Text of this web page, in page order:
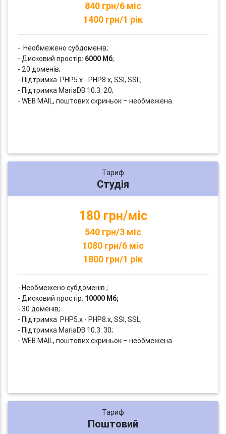
840 грн/6 міс
1400 грн/1 рік
- Необмежено субдоменів;
- Дисковий простір: 6000 Мб;
- 20 доменів;
- Підтримка PHP5.x - PHP8.x, SSI, SSL;
- Підтримка MariaDB 10.3: 20;
- WEB MAIL, поштових скриньок – необмежена.
Тариф
Студія
180 грн/міс
540 грн/3 міс
1080 грн/6 міс
1800 грн/1 рік
- Необмежено субдоменів ;
- Дисковий простір: 10000 Мб;
- 30 доменів;
- Підтримка PHP5.x - PHP8.x, SSI, SSL;
- Підтримка MariaDB 10.3: 30;
- WEB MAIL, поштових скриньок – необмежена.
Тариф
Поштовий